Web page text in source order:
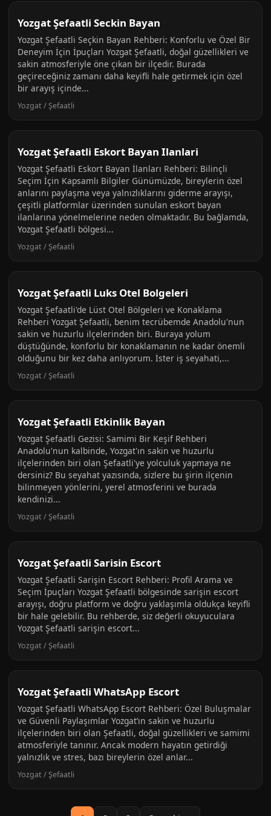
Yozgat Şefaatli Seckin Bayan
Yozgat Şefaatli Seçkin Bayan Rehberi: Konforlu ve Özel Bir
Deneyim İçin İpuçları Yozgat Şefaatli, doğal güzellikleri ve
sakin atmosferiyle öne çıkan bir ilçedir. Burada
geçireceğiniz zamanı daha keyifli hale getirmek için özel
bir arayış içinde...
Yozgat / Şefaatli
Yozgat Şefaatli Eskort Bayan Ilanlari
Yozgat Şefaatli Eskort Bayan İlanları Rehberi: Bilinçli
Seçim İçin Kapsamlı Bilgiler Günümüzde, bireylerin özel
anlarını paylaşma veya yalnızlıklarını giderme arayışı,
çeşitli platformlar üzerinden sunulan eskort bayan
ilanlarına yönelmelerine neden olmaktadır. Bu bağlamda,
Yozgat Şefaatli bölgesi...
Yozgat / Şefaatli
Yozgat Şefaatli Luks Otel Bolgeleri
Yozgat Şefaatli'de Lüst Otel Bölgeleri ve Konaklama
Rehberi Yozgat Şefaatli, benim tecrübemde Anadolu'nun
sakin ve huzurlu ilçelerinden biri. Buraya yolum
düştüğünde, konforlu bir konaklamanın ne kadar önemli
olduğunu bir kez daha anlıyorum. İster iş seyahati,...
Yozgat / Şefaatli
Yozgat Şefaatli Etkinlik Bayan
Yozgat Şefaatli Gezisi: Samimi Bir Keşif Rehberi
Anadolu'nun kalbinde, Yozgat'ın sakin ve huzurlu
ilçelerinden biri olan Şefaatli'ye yolculuk yapmaya ne
dersiniz? Bu seyahat yazısında, sizlere bu şirin ilçenin
bilinmeyen yönlerini, yerel atmosferini ve burada
kendinizi...
Yozgat / Şefaatli
Yozgat Şefaatli Sarisin Escort
Yozgat Şefaatli Sarişin Escort Rehberi: Profil Arama ve
Seçim İpuçları Yozgat Şefaatli bölgesinde sarişin escort
arayışı, doğru platform ve doğru yaklaşımla oldukça keyifli
bir hale gelebilir. Bu rehberde, siz değerli okuyuculara
Yozgat Şefaatli sarişin escort...
Yozgat / Şefaatli
Yozgat Şefaatli WhatsApp Escort
Yozgat Şefaatli WhatsApp Escort Rehberi: Özel Buluşmalar
ve Güvenli Paylaşımlar Yozgat’ın sakin ve huzurlu
ilçelerinden biri olan Şefaatli, doğal güzellikleri ve samimi
atmosferiyle tanınır. Ancak modern hayatın getirdiği
yalnızlık ve stres, bazı bireylerin özel anlar...
Yozgat / Şefaatli